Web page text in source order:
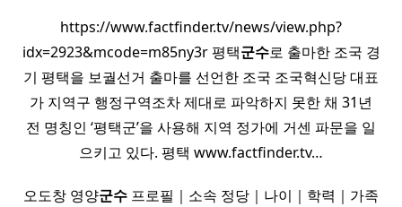
https://www.factfinder.tv/news/view.php?
idx=2923&mcode=m85ny3r 평택군수로 출마한 조국 경
기 평택을 보궐선거 출마를 선언한 조국 조국혁신당 대표
가 지역구 행정구역조차 제대로 파악하지 못한 채 31년
전 명칭인 ‘평택군’을 사용해 지역 정가에 거센 파문을 일
으키고 있다. 평택 www.factfinder.tv…
오도창 영양군수 프로필｜소속 정당｜나이｜학력｜가족